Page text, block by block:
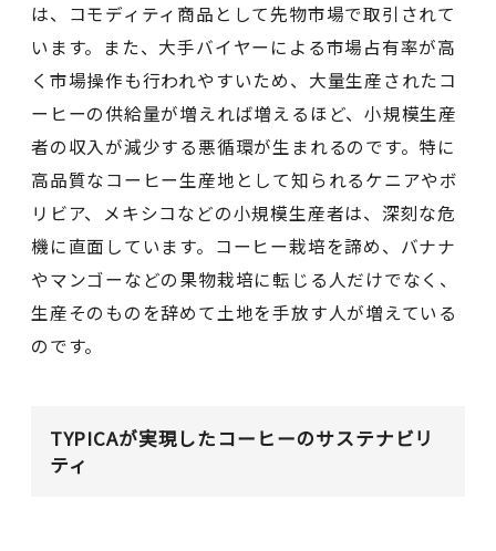
は、コモディティ商品として先物市場で取引されて
います。また、大手バイヤーによる市場占有率が高
く市場操作も行われやすいため、大量生産されたコ
ーヒーの供給量が増えれば増えるほど、小規模生産
者の収入が減少する悪循環が生まれるのです。特に
高品質なコーヒー生産地として知られるケニアやボ
リビア、メキシコなどの小規模生産者は、深刻な危
機に直面しています。コーヒー栽培を諦め、バナナ
やマンゴーなどの果物栽培に転じる人だけでなく、
生産そのものを辞めて土地を手放す人が増えている
のです。
TYPICAが実現したコーヒーのサステナビリ
ティ